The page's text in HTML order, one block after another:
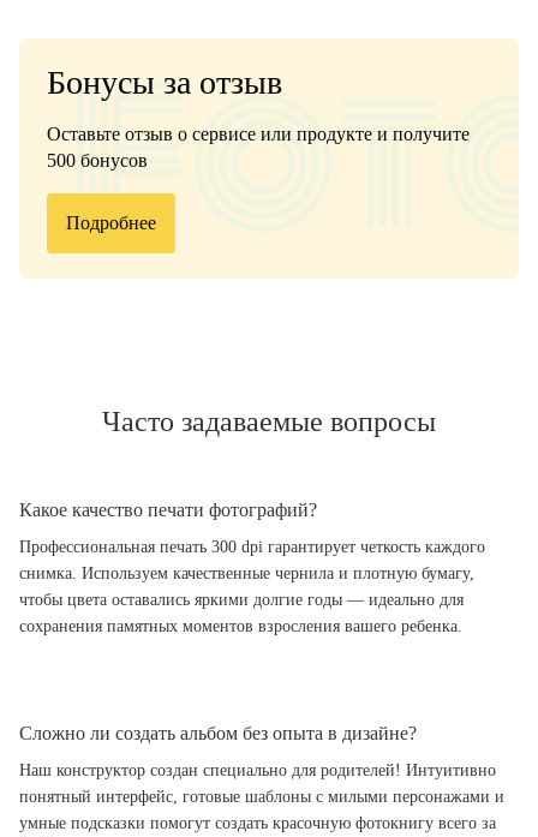
Бонусы за отзыв
Оставьте отзыв о сервисе или продукте и получите
500 бонусов
Подробнее
Часто задаваемые вопросы
Какое качество печати фотографий?
Профессиональная печать 300 dpi гарантирует четкость каждого
снимка. Используем качественные чернила и плотную бумагу,
чтобы цвета оставались яркими долгие годы — идеально для
сохранения памятных моментов взросления вашего ребенка.
Сложно ли создать альбом без опыта в дизайне?
Наш конструктор создан специально для родителей! Интуитивно
понятный интерфейс, готовые шаблоны с милыми персонажами и
умные подсказки помогут создать красочную фотокнигу всего за